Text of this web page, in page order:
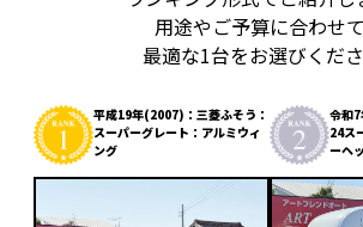
用途やご予算に合わせて
最適な1台をお選びくだ
平成19年(2007)：三菱ふそう：
スーパーグレート：アルミウィ
ング
令和
24ス
ーヘ